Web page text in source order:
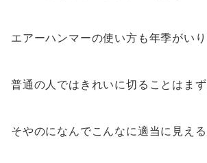
エアーハンマーの使い方も年季がいり
普通の人ではきれいに切ることはまず
そやのになんでこんなに適当に見え